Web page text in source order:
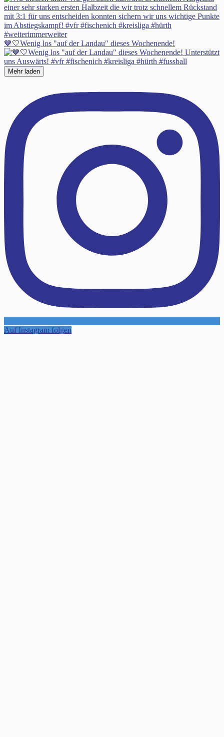
💙🤍Wenig los "auf der Landau" dieses Wochenende!
Mehr laden
Auf Instagram folgen